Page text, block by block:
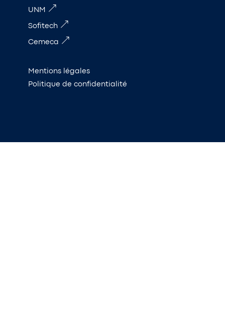
UNM
Sofitech
Cemeca
Mentions légales
Politique de confidentialité